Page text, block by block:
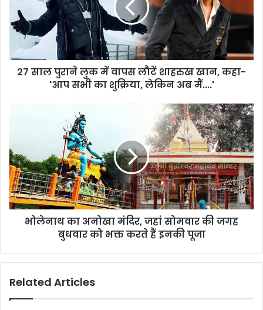
27 साल पुराने लुक में वापस लौटें शाहरुख खान, कहा-
'आप सभी का शुक्रिया, लेकिन अब मैं....'
भोलेनाथ का अनोखा मंदिर, जहां सोमवार की जगह
बुधवार को भक्त करते हैं इनकी पूजा
Related Articles